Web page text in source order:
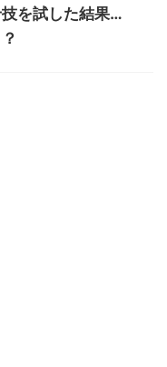
を試した結果…